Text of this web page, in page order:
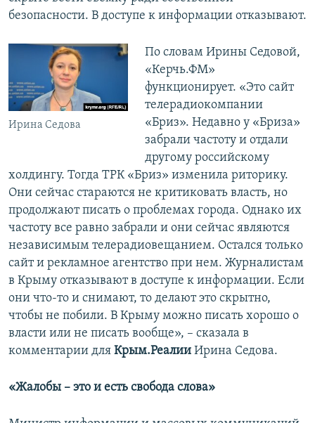
безопасности. В доступе к информации отказывают.
Ирина Седова
По словам Ирины Седовой,
«Керчь.ФМ»
функционирует. «Это сайт
телерадиокомпании
«Бриз». Недавно у «Бриза»
забрали частоту и отдали
другому российскому
холдингу. Тогда ТРК «Бриз» изменила риторику.
Они сейчас стараются не критиковать власть, но
продолжают писать о проблемах города. Однако их
частоту все равно забрали и они сейчас являются
независимым телерадиовещанием. Остался только
сайт и рекламное агентство при нем. Журналистам
в Крыму отказывают в доступе к информации. Если
они что-то и снимают, то делают это скрытно,
чтобы не побили. В Крыму можно писать хорошо о
власти или не писать вообще», – сказала в
комментарии для Крым.Реалии Ирина Седова.
«Жалобы – это и есть свобода слова»